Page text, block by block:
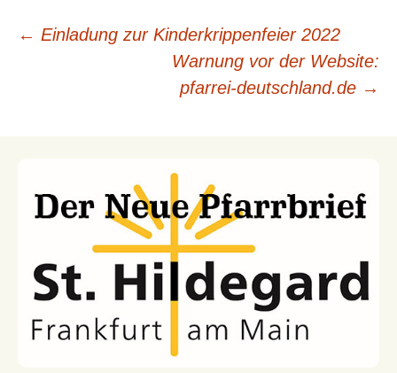
Beitragsnavigation
← Einladung zur Kinderkrippenfeier 2022
Warnung vor der Website:
pfarrei-deutschland.de →